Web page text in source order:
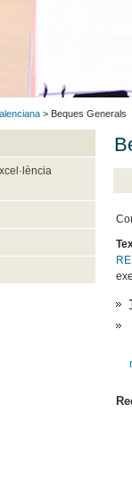
> Beques Generals